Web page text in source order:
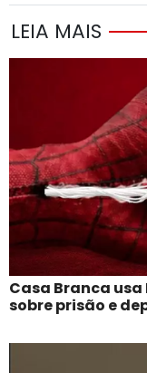
LEIA MAIS
Casa Branca
sobre prisão e